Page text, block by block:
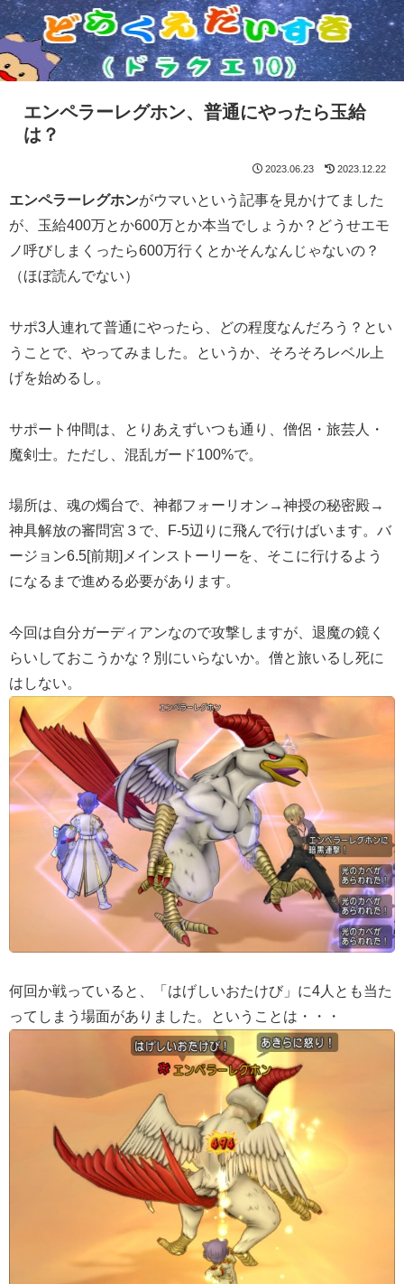
エンペラーレグホン、普通にやったら玉給
は？
2023.06.23 2023.12.22
エンペラーレグホンがウマいという記事を見かけてました
が、玉給400万とか600万とか本当でしょうか？どうせエモ
ノ呼びしまくったら600万行くとかそんなんじゃないの？
（ほぼ読んでない）
サポ3人連れて普通にやったら、どの程度なんだろう？とい
うことで、やってみました。というか、そろそろレベル上
げを始めるし。
サポート仲間は、とりあえずいつも通り、僧侶・旅芸人・
魔剣士。ただし、混乱ガード100%で。
場所は、魂の燭台で、神都フォーリオン→神授の秘密殿→
神具解放の審問宮３で、F-5辺りに飛んで行けばいます。バ
ージョン6.5[前期]メインストーリーを、そこに行けるよう
になるまで進める必要があります。
今回は自分ガーディアンなので攻撃しますが、退魔の鏡く
らいしておこうかな？別にいらないか。僧と旅いるし死に
はしない。
何回か戦っていると、「はげしいおたけび」に4人とも当た
ってしまう場面がありました。ということは・・・